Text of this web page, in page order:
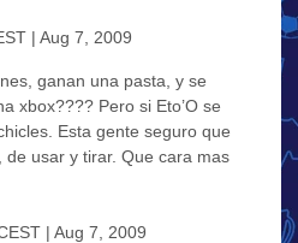
| Aug 7, 2009
ganan una pasta, y se
xbox???? Pero si Eto’O se
Esta gente seguro que
usar y tirar. Que cara mas
| Aug 7, 2009